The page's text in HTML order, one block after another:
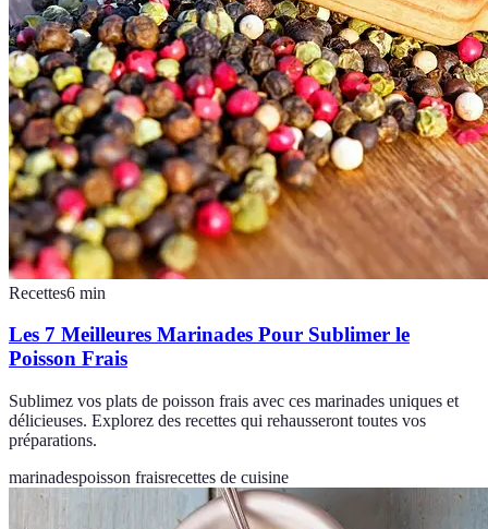
Recettes6 min
Les 7 Meilleures Marinades Pour Sublimer le
Poisson Frais
Sublimez vos plats de poisson frais avec ces marinades uniques et
délicieuses. Explorez des recettes qui rehausseront toutes vos
préparations.
marinadespoisson fraisrecettes de cuisine